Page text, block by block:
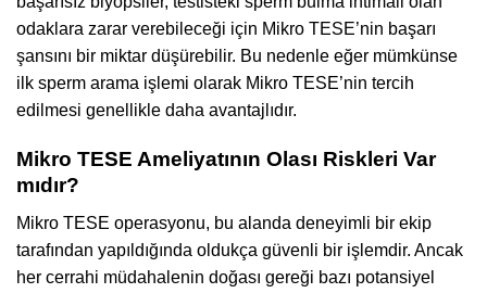
odaklara zarar verebileceği için Mikro TESE’nin başarı
şansını bir miktar düşürebilir. Bu nedenle eğer mümkünse
ilk sperm arama işlemi olarak Mikro TESE’nin tercih
edilmesi genellikle daha avantajlıdır.
Mikro TESE Ameliyatının Olası Riskleri Var
mıdır?
Mikro TESE operasyonu, bu alanda deneyimli bir ekip
tarafından yapıldığında oldukça güvenli bir işlemdir. Ancak
her cerrahi müdahalenin doğası gereği bazı potansiyel